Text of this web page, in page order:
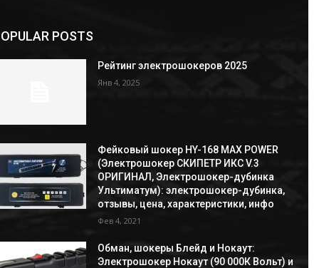
POSTS
Рейтинг электрошокеров 2025
Янв 4, 2025
Фейковый шокер HY-168 MAX POWER
(Электрошокер СКИПЕТР ИКС V.3
ОРИГИНАЛ, Электрошокер-дубинка
Ультиматум): электрошокер-дубинка,
отзывы, цена, характеристики, инфо
Фев 4, 2021
Обман, шокеры Блейд и Нокаут:
Электрошокер Нокаут (90 000К Вольт) и